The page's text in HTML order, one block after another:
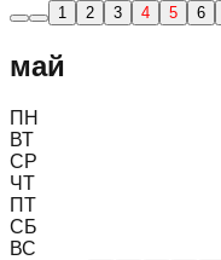
1 2 3 4 5 6
май
ПН
ВТ
СР
ЧТ
ПТ
СБ
ВС